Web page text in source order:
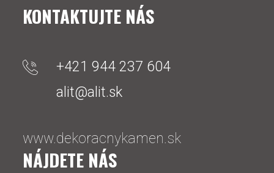
KONTAKTUJTE NÁS
+421 944 237 604
alit@alit.sk
www.dekoracnykamen.sk
NÁJDETE NÁS